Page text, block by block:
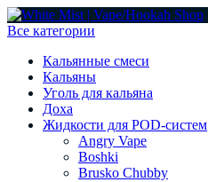
Все категории
Кальянные смеси
Кальяны
Уголь для кальяна
Доха
Жидкости для POD-систем
Angry Vape
Boshki
Brusko Chubby